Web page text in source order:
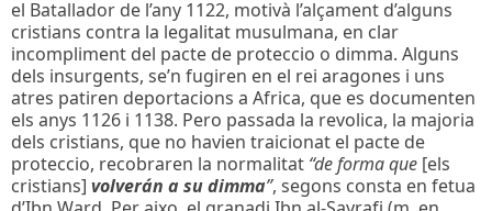
el Batallador de l’any 1122, motivà l’alçament d’alguns
cristians contra la legalitat musulmana, en clar
incompliment del pacte de proteccio o dimma. Alguns
dels insurgents, se’n fugiren en el rei aragones i uns
atres patiren deportacions a Africa, que es documenten
els anys 1126 i 1138. Pero passada la revolica, la majoria
dels cristians, que no havien traicionat el pacte de
proteccio, recobraren la normalitat “de forma que [els
cristians] volverán a su dimma”, segons consta en fetua